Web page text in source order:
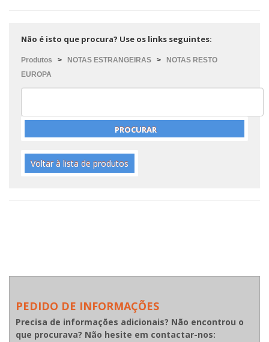
Não é isto que procura? Use os links seguintes:
Produtos > NOTAS ESTRANGEIRAS > NOTAS RESTO
EUROPA
Voltar à lista de produtos
PEDIDO DE INFORMAÇÕES
Precisa de informações adicionais? Não encontrou o
que procurava? Não hesite em contactar-nos: